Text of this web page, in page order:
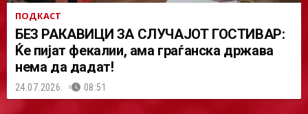
ПОДКАСТ
БЕЗ РАКАВИЦИ ЗА СЛУЧАЈОТ ГОСТИВАР:
Ќе пијат фекалии, ама граѓанска држава
нема да дадат!
24.07.2026. 08:51